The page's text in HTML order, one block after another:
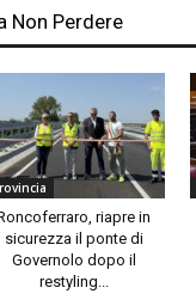
Non Perdere
riapre in
sicurezza il ponte di
Governolo dopo il
restyling...